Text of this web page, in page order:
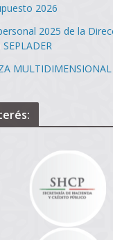
2026
2025 de la